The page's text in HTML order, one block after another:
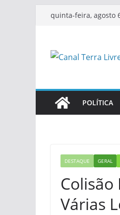
quinta-feira, agosto
POLÍTICA
DESTAQUE GERAL
Várias